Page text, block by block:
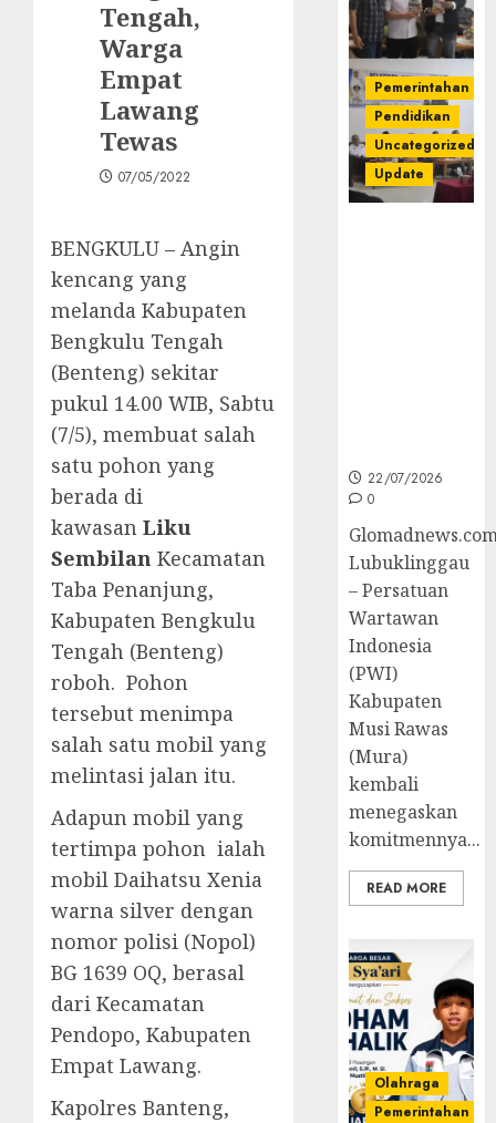
Tengah,
Warga
Empat
Lawang
Tewas
07/05/2022
BENGKULU – Angin
kencang yang
melanda Kabupaten
Bengkulu Tengah
(Benteng) sekitar
pukul 14.00 WIB, Sabtu
(7/5), membuat salah
satu pohon yang
berada di
kawasan Liku
Sembilan Kecamatan
Taba Penanjung,
Kabupaten Bengkulu
Tengah (Benteng)
roboh. Pohon
tersebut menimpa
salah satu mobil yang
melintasi jalan itu.
Adapun mobil yang
tertimpa pohon ialah
mobil Daihatsu Xenia
warna silver dengan
nomor polisi (Nopol)
BG 1639 OQ, berasal
dari Kecamatan
Pendopo, Kabupaten
Empat Lawang.
Kapolres Banteng,
Pemerintahan
Pendidikan
Uncategorized
Update
22/07/2026
0
Lubuklinggau
– Persatuan
Wartawan
Indonesia
(PWI)
Kabupaten
Musi Rawas
(Mura)
kembali
menegaskan
komitmennya...
READ MORE
Olahraga
Pemerintahan